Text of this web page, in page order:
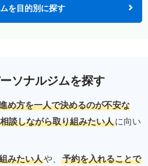
を目的別に探す
ソナルジムを探す
め方を一人で決めるのが不安な
談しながら取り組みたい人に向い
みたい人や、
予約を入れることで